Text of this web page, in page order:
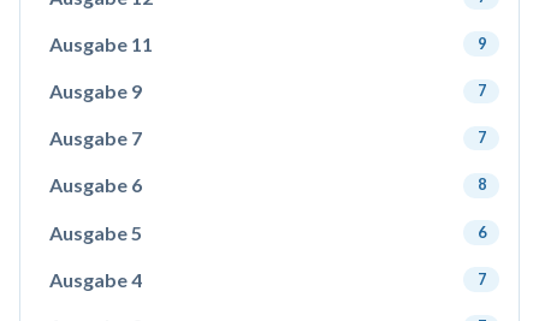
Ausgabe 11 9
Ausgabe 9 7
Ausgabe 7 7
Ausgabe 6 8
Ausgabe 5 6
Ausgabe 4 7